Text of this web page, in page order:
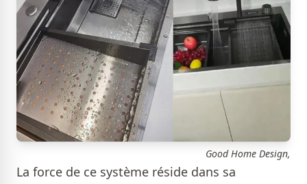
Good Home Design,
La force de ce système réside dans sa